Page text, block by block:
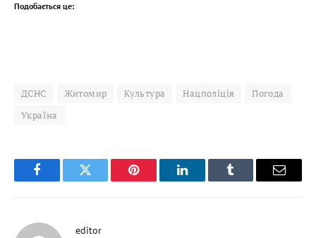
Подобається це:
ДСНС Житомир Культура Нацполіція
Погода
Україна
FacebookTwitter Pinterest LinkedInTumblr Email
editor